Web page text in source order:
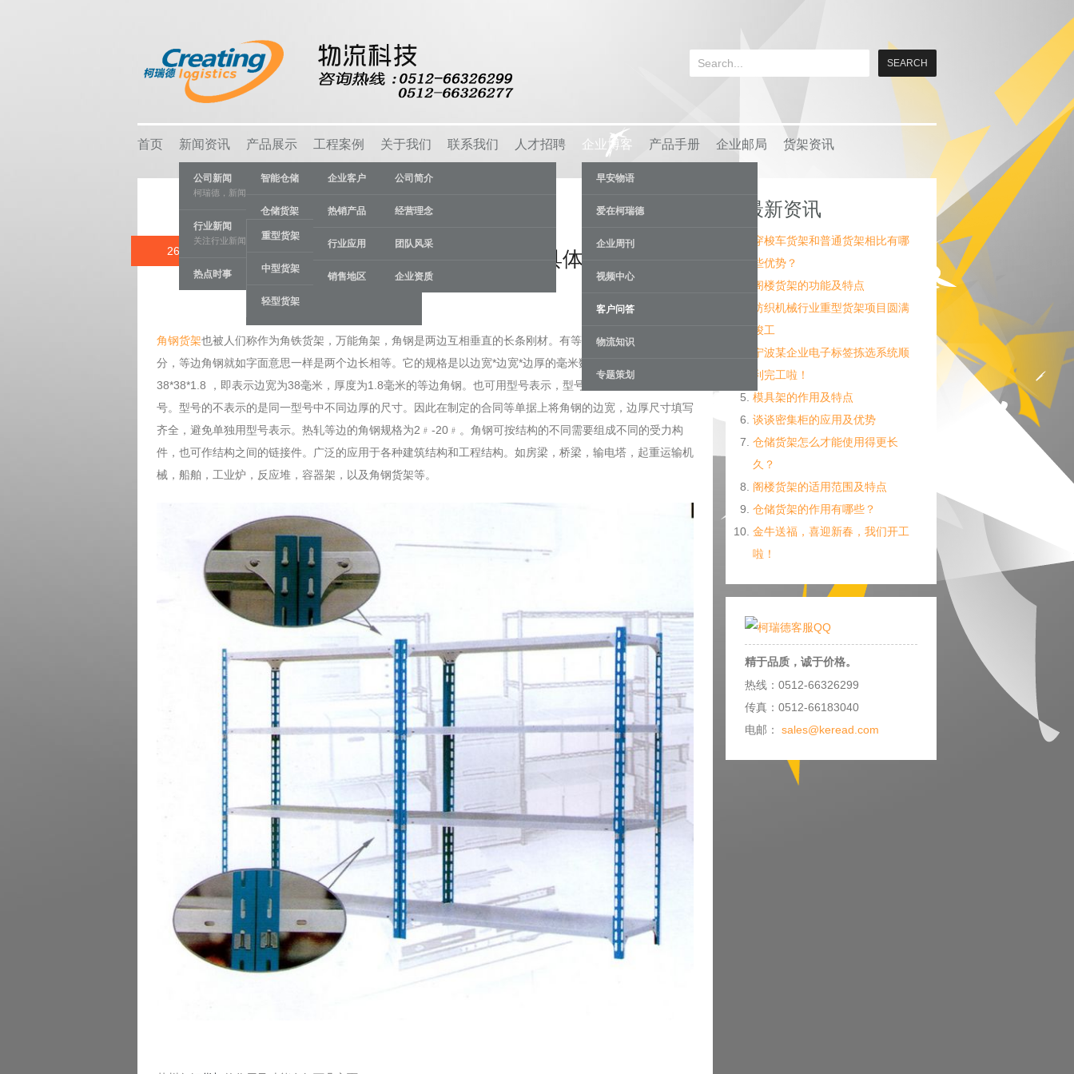
首页 新闻资讯
公司新闻
柯瑞德，新闻资讯
行业新闻
关注行业新闻，推动行业发展。
热点时事
产品展示
智能仓储
仓储货架
重型货架
中型货架
轻型货架
物流容器
车间设备
线棒系统
工程案例
企业客户
热销产品
行业应用
销售地区
关于我们
公司简介
经营理念
团队风采
企业资质
联系我们 人才招聘 企业博客
早安物语
爱在柯瑞德
企业周刊
视频中心
客户问答
物流知识
专题策划
产品手册 企业邮局 货架资讯
26 AUG 苏州角钢货架（角铁货架）具体功能
角钢货架也被人们称作为角铁货架，万能角架，角钢是两边互相垂直的长条刚材。有等边角钢以及不等边之
分，等边角钢就如字面意思一样是两个边长相等。它的规格是以边宽*边宽*边厚的毫米数来表示的。如
38*38*1.8 ，即表示边宽为38毫米，厚度为1.8毫米的等边角钢。也可用型号表示，型号是边宽的厘米数如1.8
号。型号的不表示的是同一型号中不同边厚的尺寸。因此在制定的合同等单据上将角钢的边宽，边厚尺寸填写
齐全，避免单独用型号表示。热轧等边的角钢规格为2﹟-20﹟。角钢可按结构的不同需要组成不同的受力构
件，也可作结构之间的链接件。广泛的应用于各种建筑结构和工程结构。如房梁，桥梁，输电塔，起重运输机
械，船舶，工业炉，反应堆，容器架，以及角钢货架等。
最新资讯
穿梭车货架和普通货架相比有哪
些优势？
阁楼货架的功能及特点
纺织机械行业重型货架项目圆满
竣工
宁波某企业电子标签拣选系统顺
利完工啦！
模具架的作用及特点
谈谈密集柜的应用及优势
仓储货架怎么才能使用得更长
久？
阁楼货架的适用范围及特点
仓储货架的作用有哪些？
金牛送福，喜迎新春，我们开工
啦！
精于品质，诚于价格。
热线：0512-66326299
传真：0512-66183040
电邮： sales@keread.com